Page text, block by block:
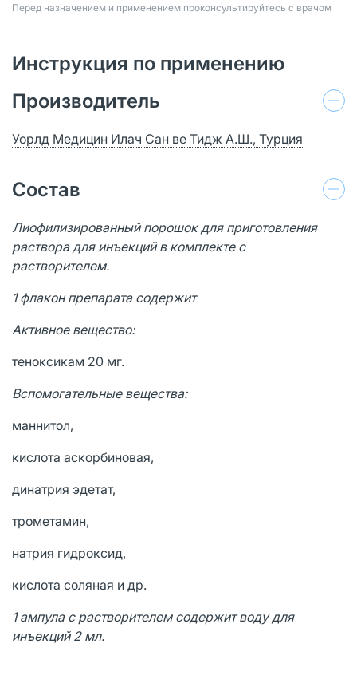
Перед назначением и применением проконсультируйтесь с врачом
Инструкция по применению
Производитель
Уорлд Медицин Илач Сан ве Тидж А.Ш., Турция
Состав
Лиофилизированный порошок для приготовления
раствора для инъекций в комплекте с
растворителем.
1 флакон препарата содержит
Активное вещество:
теноксикам 20 мг.
Вспомогательные вещества:
маннитол,
кислота аскорбиновая,
динатрия эдетат,
трометамин,
натрия гидроксид,
кислота соляная и др.
1 ампула с растворителем содержит воду для
инъекций 2 мл.